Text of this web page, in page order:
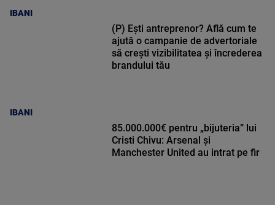
IBANI
IBANI
(P) Ești antreprenor? Află cum te
ajută o campanie de advertoriale
să crești vizibilitatea și încrederea
brandului tău
85.000.000€ pentru „bijuteria” lui
Cristi Chivu: Arsenal și
Manchester United au intrat pe fir